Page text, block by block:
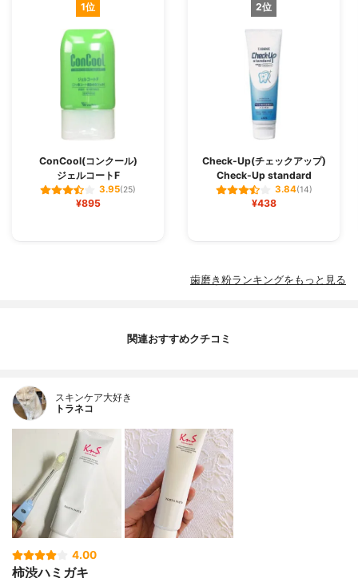
1位
ConCool(コンクール)
ジェルコートF
3.95(25)
¥895
2位
Check-Up(チェックアップ)
Check-Up standard
3.84(14)
¥438
歯磨き粉ランキングをもっと見る
関連おすすめクチコミ
スキンケア大好き
トラネコ
4.00
柿渋ハミガキ